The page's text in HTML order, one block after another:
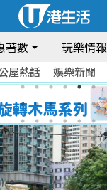
著數 玩樂情報
屋熱話 娛樂新聞